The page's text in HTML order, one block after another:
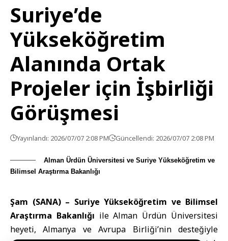
Suriye’de
Yükseköğretim
Alanında Ortak
Projeler için İşbirliği
Görüşmesi
Yayınlandı: 2026/07/07 2:08 PM Güncellendi: 2026/07/07 2:08 PM
Alman Ürdün Üniversitesi ve Suriye Yükseköğretim ve
Bilimsel Araştırma Bakanlığı
Şam (SANA) – Suriye Yükseköğretim ve Bilimsel
Araştırma Bakanlığı ile Alman Ürdün Üniversitesi
heyeti, Almanya ve Avrupa Birliği’nin desteğiyle